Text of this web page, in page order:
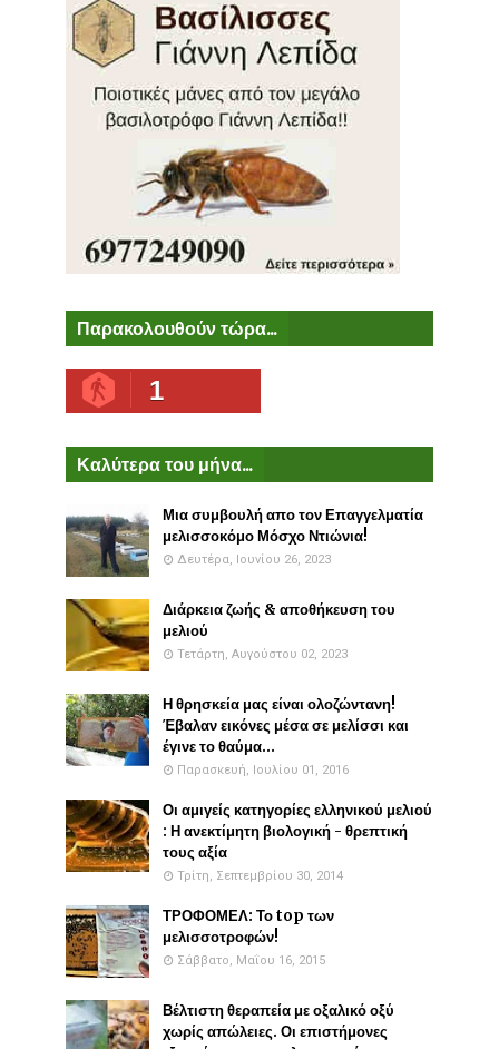
Παρακολουθούν τώρα...
1
Καλύτερα του μήνα...
Μια συμβουλή απο τον Επαγγελματία
μελισσοκόμο Μόσχο Ντιώνια!
Δευτέρα, Ιουνίου 26, 2023
Διάρκεια ζωής & αποθήκευση του
μελιού
Τετάρτη, Αυγούστου 02, 2023
Η θρησκεία μας είναι ολοζώντανη!
Έβαλαν εικόνες μέσα σε μελίσσι και
έγινε το θαύμα...
Παρασκευή, Ιουλίου 01, 2016
Οι αμιγείς κατηγορίες ελληνικού μελιού
: Η ανεκτίμητη βιολογική - θρεπτική
τους αξία
Τρίτη, Σεπτεμβρίου 30, 2014
ΤΡΟΦΟΜΕΛ: Το top των
μελισσοτροφών!
Σάββατο, Μαΐου 16, 2015
Βέλτιστη θεραπεία με οξαλικό οξύ
χωρίς απώλειες. Οι επιστήμονες